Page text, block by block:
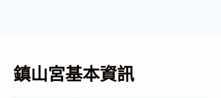
鎮山宮基本資訊